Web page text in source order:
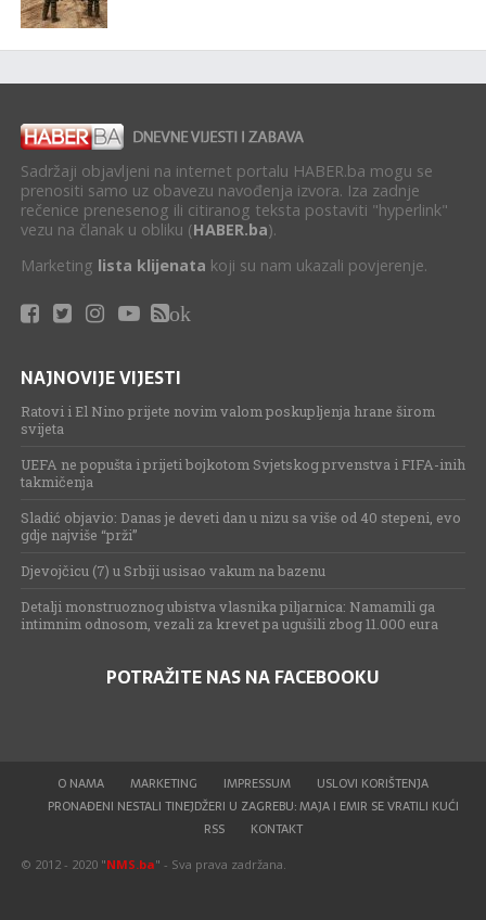
Sadržaji objavljeni na internet portalu HABER.ba mogu se
prenositi samo uz obavezu navođenja izvora. Iza zadnje
rečenice prenesenog ili citiranog teksta postaviti "hyperlink"
vezu na članak u obliku (HABER.ba).
Marketing lista klijenata koji su nam ukazali povjerenje.
ok
NAJNOVIJE VIJESTI
Ratovi i El Nino prijete novim valom poskupljenja hrane širom
svijeta
UEFA ne popušta i prijeti bojkotom Svjetskog prvenstva i FIFA-inih
takmičenja
Sladić objavio: Danas je deveti dan u nizu sa više od 40 stepeni, evo
gdje najviše “prži”
Djevojčicu (7) u Srbiji usisao vakum na bazenu
Detalji monstruoznog ubistva vlasnika piljarnica: Namamili ga
intimnim odnosom, vezali za krevet pa ugušili zbog 11.000 eura
POTRAŽITE NAS NA FACEBOOKU
O NAMA MARKETING IMPRESSUM
USLOVI KORIŠTENJA
PRONAĐENI NESTALI TINEJDŽERI U ZAGREBU: MAJA I EMIR SE VRATILI KUĆI
RSS
KONTAKT
© 2012 - 2020 "NMS.ba" - Sva prava zadržana.